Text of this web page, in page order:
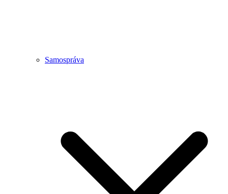
Samospráva